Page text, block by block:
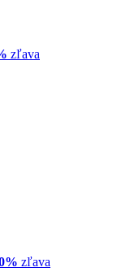
zľava
zľava